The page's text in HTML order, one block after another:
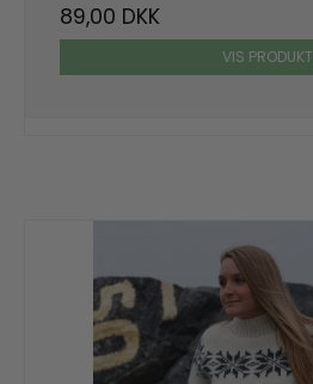
89,00 DKK
VIS PRODUKT